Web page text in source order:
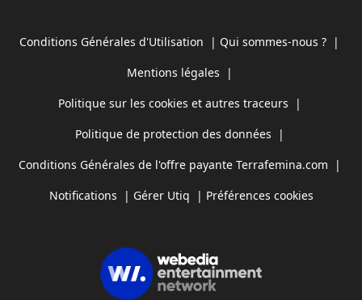
Conditions Générales d'Utilisation | Qui sommes-nous ? |
Mentions légales |
Politique sur les cookies et autres traceurs |
Politique de protection des données |
Conditions Générales de l'offre payante Terrafemina.com |
Notifications | Gérer Utiq | Préférences cookies